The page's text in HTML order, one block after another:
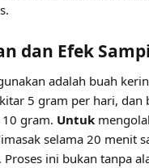
dan Efek
adalah buah
5 gram per hari, dan
gram. Untuk
selama 20 menit
ini bukan tanpa